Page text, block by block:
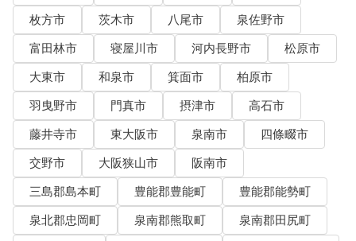
枚方市
茨木市 八尾市
泉佐野市
富田林市
寝屋川市 河内長野市
松原市
大東市
和泉市 箕面市
柏原市
羽曳野市
門真市 摂津市
高石市
藤井寺市
東大阪市 泉南市
四條畷市
交野市
大阪狭山市
阪南市
三島郡島本町
豊能郡豊能町
豊能郡能勢町
泉北郡忠岡町
泉南郡熊取町
泉南郡田尻町